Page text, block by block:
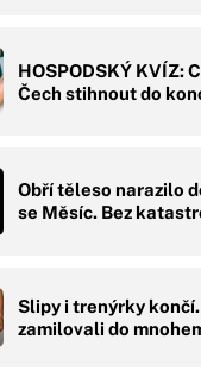
HOSPODSKÝ KVÍZ:
Čech stihnout do
Obří těleso narazilo
se Měsíc. Bez
Slipy i trenýrky
zamilovali do